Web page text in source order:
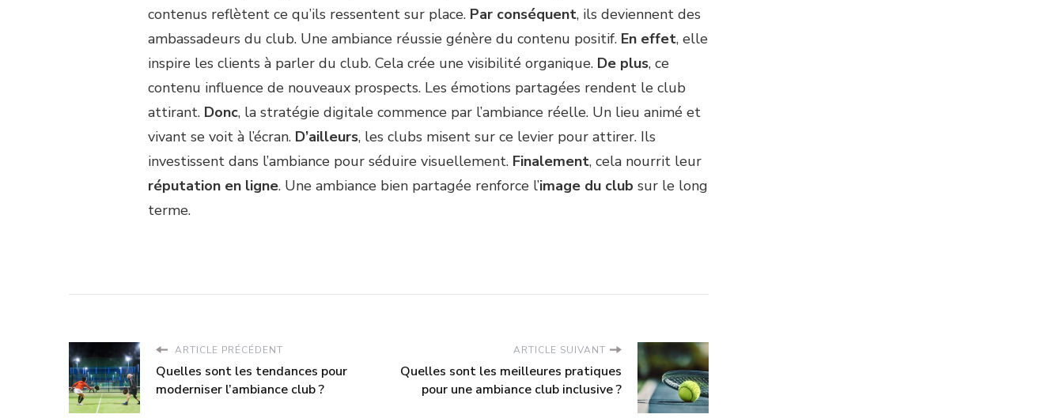
contenus reflètent ce qu’ils ressentent sur place. Par conséquent, ils deviennent des
ambassadeurs du club. Une ambiance réussie génère du contenu positif. En effet, elle
inspire les clients à parler du club. Cela crée une visibilité organique. De plus, ce
contenu influence de nouveaux prospects. Les émotions partagées rendent le club
attirant. Donc, la stratégie digitale commence par l’ambiance réelle. Un lieu animé et
vivant se voit à l’écran. D’ailleurs, les clubs misent sur ce levier pour attirer. Ils
investissent dans l’ambiance pour séduire visuellement. Finalement, cela nourrit leur
réputation en ligne. Une ambiance bien partagée renforce l’image du club sur le long
terme.
ARTICLE PRÉCÉDENT
Quelles sont les tendances pour
moderniser l’ambiance club ?
ARTICLE SUIVANT
Quelles sont les meilleures pratiques
pour une ambiance club inclusive ?